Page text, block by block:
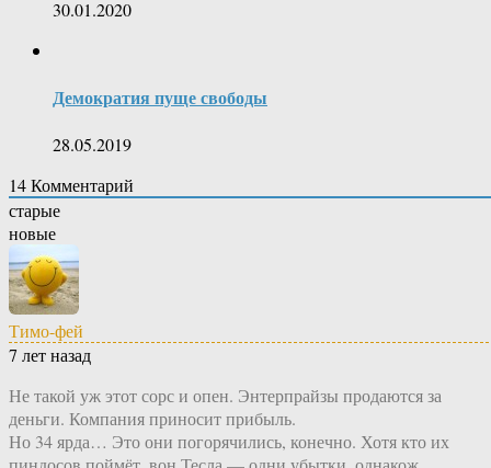
30.01.2020
Демократия пуще свободы
28.05.2019
14Комментарий
старые
новые
Тимо-фей
7 лет назад
Не такой уж этот сорс и опен. Энтерпрайзы продаются за
деньги. Компания приносит прибыль.
Но 34 ярда… Это они погорячились, конечно. Хотя кто их